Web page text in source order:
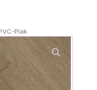
Plak